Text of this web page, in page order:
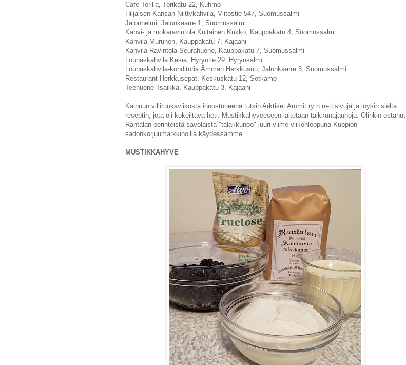
Cafe Torilla, Torikatu 22, Kuhmo
Hiljaisen Kansan Niittykahvila, Viitostie 547, Suomussalmi
Jalonhelmi, Jalonkaarre 1, Suomussalmi
Kahvi- ja ruokaravintola Kultainen Kukko, Kauppakatu 4, Suomussalmi
Kahvila Murunen, Kauppakatu 7, Kajaani
Kahvila Ravintola Seurahuone, Kauppakatu 7, Suomussalmi
Lounaskahvila Kesia, Hyryntie 29, Hyrynsalmi
Lounaskahvila-konditoria Ämmän Herkkusuu, Jalonkaarre 3, Suomussalmi
Restaurant Herkkusepät, Keskuskatu 12, Sotkamo
Teehuone Tsaikka, Kauppakatu 3, Kajaani
Kainuun villiruokaviikosta innostuneena tutkin Arktiset Aromit ry:n nettisivuja ja löysin sieltä
reseptin, jota oli kokeiltava heti. Mustikkahyveeseen laitetaan talkkunajauhoja. Olinkin ostanut
Rantalan perinteistä savolaista "talakkunoo" juuri viime viikonloppuna Kuopion
sadonkorjuumarkkinoilla käydessämme.
MUSTIKKAHYVE